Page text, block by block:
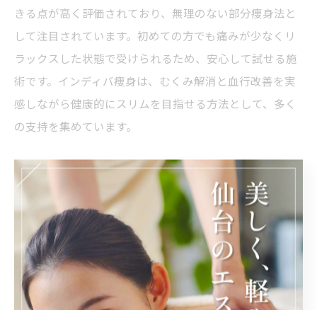
きる点が高く評価されており、無理のない部分痩身法と
して注目されています。初めての方でも痛みが少なくリ
ラックスした状態で受けられるため、安心して試せる施
術です。インディバ痩身は、むくみ解消と血行改善を実
感しながら健康的にスリムを目指せる方法として、多く
の支持を集めています。
インディバ痩身で理想のボディラインへ！健康的に痩
せる最後のステップ
インディバ痩身は、高周波を利用して体内の深部に熱を
届けることで脂肪細胞を直接温め、脂肪分解を促進する
最新のエステ技術です。この熱作用により、血行やリン